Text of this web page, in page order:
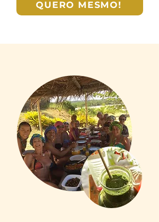
QUERO MESMO!